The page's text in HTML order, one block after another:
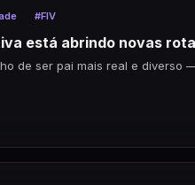
técnico (dimensão,
monitoramento inicial.
escala e garantem